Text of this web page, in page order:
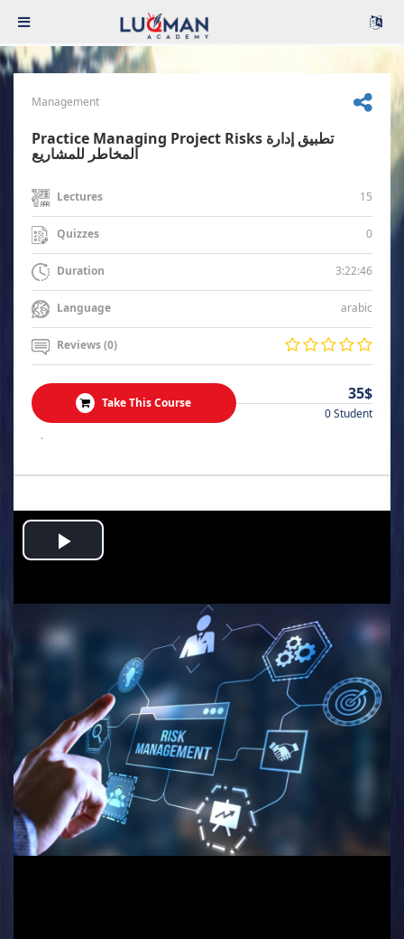
Management
Practice Managing Project Risks تطبيق إدارة
المخاطر للمشاريع
Lectures 15
Quizzes 0
Duration 3:22:46
Language arabic
Reviews (0)
Take This Course 35$
0 Student
.
Play
Video